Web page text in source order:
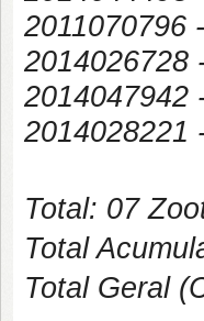
2011070796
2014026728
2014047942
2014028221
Total: 07
Total
Total Geral